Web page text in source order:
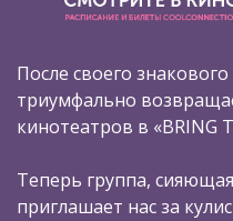
После своего
триумфально
кинотеатров в «BRING
Теперь группа,
приглашает нас за